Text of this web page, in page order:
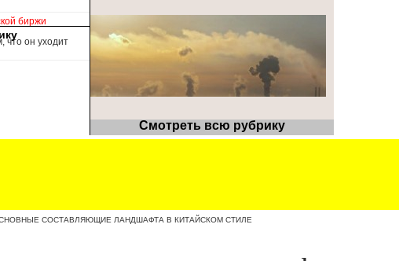
биржи
что он уходит
Смотреть всю рубрику
СОСТАВЛЯЮЩИЕ ЛАНДШАФТА В КИТАЙСКОМ СТИЛЕ